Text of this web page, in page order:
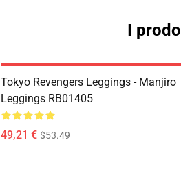
I
Tokyo Revengers Leggings - Manjiro
Leggings RB01405
49,21 € $53.49